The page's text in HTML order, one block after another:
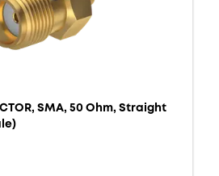
SMA, 50 Ohm, Straight